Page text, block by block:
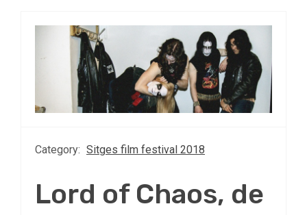
Category: Sitges film festival 2018
Lord of Chaos, de